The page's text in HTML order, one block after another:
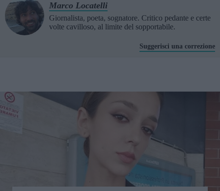
Marco Locatelli
Giornalista, poeta, sognatore. Critico pedante e certe
volte cavilloso, al limite del sopportabile.
Suggerisci una correzione